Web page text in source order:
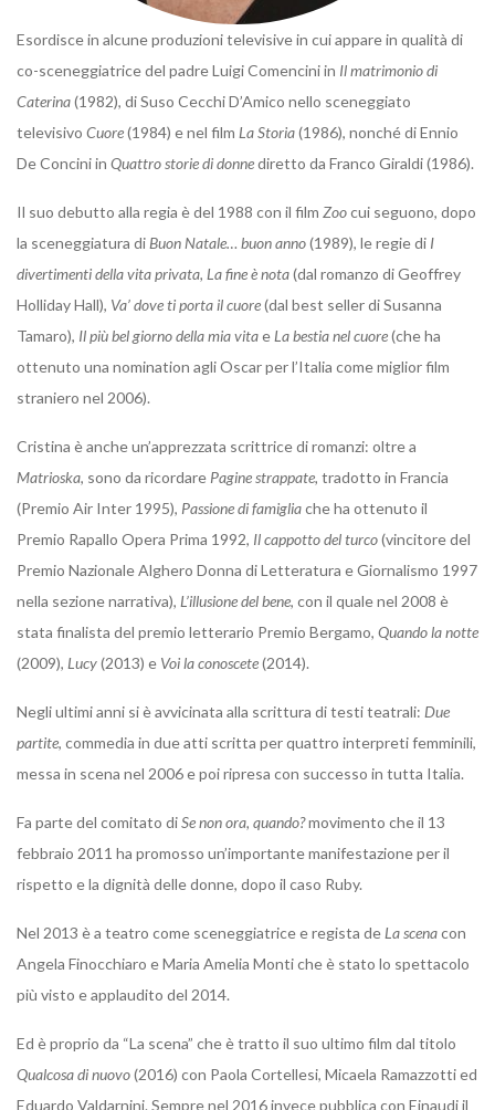
Esordisce in alcune produzioni televisive in cui appare in qualità di
co-sceneggiatrice del padre Luigi Comencini in Il matrimonio di
Caterina(1982), di Suso Cecchi D’Amico nello sceneggiato
televisivo Cuore(1984) e nel film La Storia(1986), nonché di Ennio
De Concini in Quattro storie di donnediretto da Franco Giraldi (1986).
Il suo debutto alla regia è del 1988 con il film Zoocui seguono, dopo
la sceneggiatura di Buon Natale… buon anno(1989), le regie di I
divertimenti della vita privata, La fine è nota(dal romanzo di Geoffrey
Holliday Hall), Va’ dove ti porta il cuore(dal best seller di Susanna
Tamaro), Il più bel giorno della mia vitae La bestia nel cuore(che ha
ottenuto una nomination agli Oscar per l’Italia come miglior film
straniero nel 2006).
Cristina è anche un’apprezzata scrittrice di romanzi: oltre a
Matrioska, sono da ricordare Pagine strappate, tradotto in Francia
(Premio Air Inter 1995), Passione di famigliache ha ottenuto il
Premio Rapallo Opera Prima 1992, Il cappotto del turco(vincitore del
Premio Nazionale Alghero Donna di Letteratura e Giornalismo 1997
nella sezione narrativa), L’illusione del bene, con il quale nel 2008 è
stata finalista del premio letterario Premio Bergamo, Quando la notte
(2009), Lucy(2013) e Voi la conoscete(2014).
Negli ultimi anni si è avvicinata alla scrittura di testi teatrali: Due
partite, commedia in due atti scritta per quattro interpreti femminili,
messa in scena nel 2006 e poi ripresa con successo in tutta Italia.
Fa parte del comitato diSe non ora, quando?movimento che il 13
febbraio 2011 ha promosso un’importante manifestazione per il
rispetto e la dignità delle donne, dopo il caso Ruby.
Nel 2013 è a teatro come sceneggiatrice e regista de La scenacon
Angela Finocchiaro e Maria Amelia Monti che è stato lo spettacolo
più visto e applaudito del 2014.
Ed è proprio da “La scena” che è tratto il suo ultimo film dal titolo
Qualcosa di nuovo(2016) con Paola Cortellesi, Micaela Ramazzotti ed
Eduardo Valdarnini. Sempre nel 2016 invece pubblica con Einaudi il